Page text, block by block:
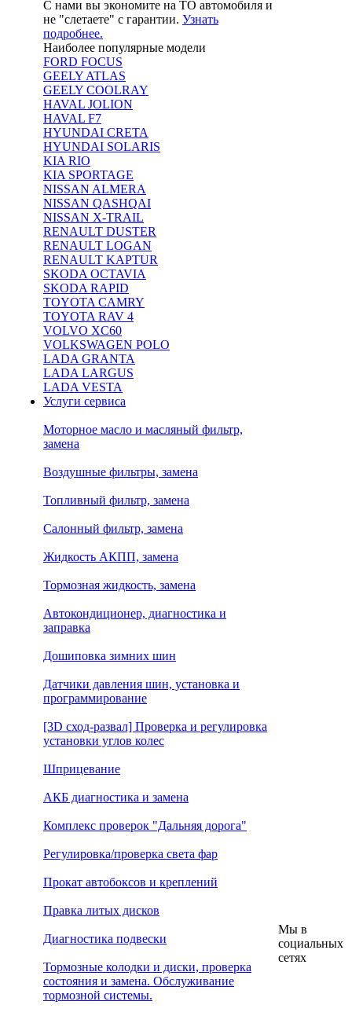
С нами вы экономите на ТО автомобиля и
не "слетаете" с гарантии. Узнать
подробнее.
Наиболее популярные модели
FORD FOCUS
GEELY ATLAS
GEELY COOLRAY
HAVAL JOLION
HAVAL F7
HYUNDAI CRETA
HYUNDAI SOLARIS
KIA RIO
KIA SPORTAGE
NISSAN ALMERA
NISSAN QASHQAI
NISSAN X-TRAIL
RENAULT DUSTER
RENAULT LOGAN
RENAULT KAPTUR
SKODA OCTAVIA
SKODA RAPID
TOYOTA CAMRY
TOYOTA RAV 4
VOLVO XC60
VOLKSWAGEN POLO
LADA GRANTA
LADA LARGUS
LADA VESTA
Услуги сервиса
Моторное масло и масляный фильтр,
замена
Воздушные фильтры, замена
Топливный фильтр, замена
Салонный фильтр, замена
Жидкость АКПП, замена
Тормозная жидкость, замена
Автокондиционер, диагностика и
заправка
Дошиповка зимних шин
Датчики давления шин, установка и
программирование
[3D сход-развал] Проверка и регулировка
установки углов колес
Шприцевание
АКБ диагностика и замена
Комплекс проверок "Дальняя дорога"
Регулировка/проверка света фар
Прокат автобоксов и креплений
Правка литых дисков
Диагностика подвески
Тормозные колодки и диски, проверка
состояния и замена. Обслуживание
тормозной системы.
Мы в
социальных
сетях